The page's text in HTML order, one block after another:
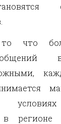
что
в